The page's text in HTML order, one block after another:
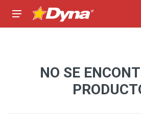
NO SE